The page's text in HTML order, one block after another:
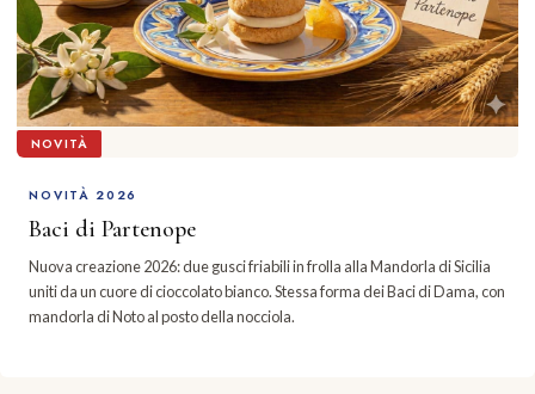
NOVITÀ
NOVITÀ 2026
Baci di Partenope
Nuova creazione 2026: due gusci friabili in frolla alla Mandorla di Sicilia
uniti da un cuore di cioccolato bianco. Stessa forma dei Baci di Dama, con
mandorla di Noto al posto della nocciola.